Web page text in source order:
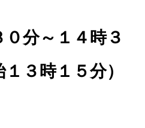
０分～１４時３
３時１５分）